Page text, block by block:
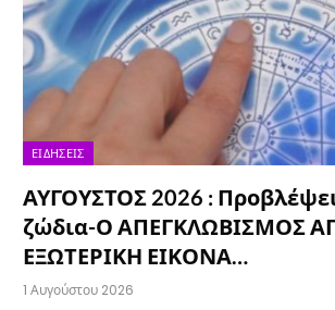
ΕΙΔΉΣΕΙΣ
ΑΥΓΟΥΣΤΟΣ 2026 :
ζώδια-Ο ΑΠΕΓΚΛΩΒΙΣΜΟΣ
ΕΞΩΤΕΡΙΚΗ ΕΙΚΟΝΑ…
1 Αυγούστου 2026